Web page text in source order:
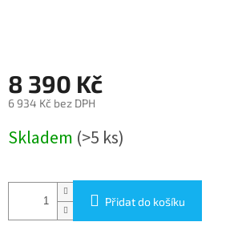
8 390 Kč
6 934 Kč bez DPH
cena:
Skladem (>5 ks)
Přidat do košíku